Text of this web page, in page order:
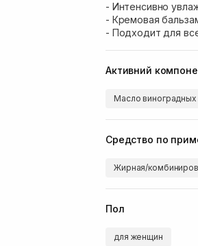
- Интенсивно
- Кремовая
- Подходит для
Активний
Масло виноградных
Средство по
Жирная/
Пол
для женщин